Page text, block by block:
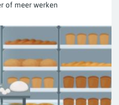
of meer werken